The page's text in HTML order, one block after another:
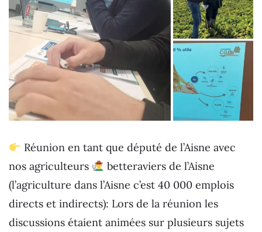
Réunion en tant que député de l’Aisne avec
nos agriculteurs
betteraviers de l’Aisne
(l’agriculture dans l’Aisne c’est 40 000 emplois
directs et indirects): Lors de la réunion les
discussions étaient animées sur plusieurs sujets